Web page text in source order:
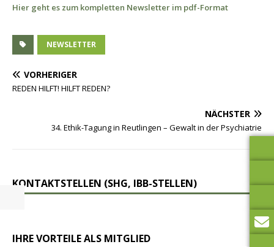
Hier geht es zum kompletten Newsletter im pdf-Format
NEWSLETTER
VORHERIGER
REDEN HILFT! HILFT REDEN?
NÄCHSTER
34. Ethik-Tagung in Reutlingen – Gewalt in der Psychiatrie
KONTAKTSTELLEN (SHG, IBB-STELLEN)
IHRE VORTEILE ALS MITGLIED